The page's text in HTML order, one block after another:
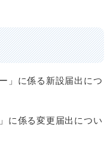
」に係る新設届出につ
に係る変更届出につい